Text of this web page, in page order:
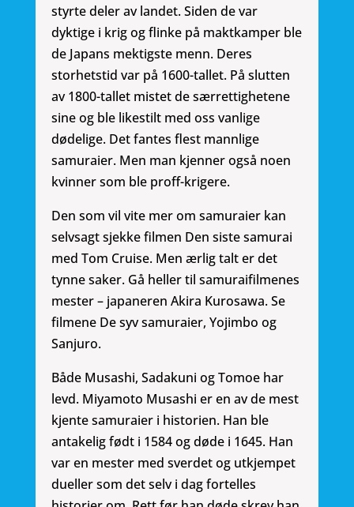
styrte deler av landet. Siden de var
dyktige i krig og flinke på maktkamper ble
de Japans mektigste menn. Deres
storhetstid var på 1600-tallet. På slutten
av 1800-tallet mistet de særrettighetene
sine og ble likestilt med oss vanlige
dødelige. Det fantes flest mannlige
samuraier. Men man kjenner også noen
kvinner som ble proff-krigere.
Den som vil vite mer om samuraier kan
selvsagt sjekke filmen Den siste samurai
med Tom Cruise. Men ærlig talt er det
tynne saker. Gå heller til samuraifilmenes
mester – japaneren Akira Kurosawa. Se
filmene De syv samuraier, Yojimbo og
Sanjuro.
Både Musashi, Sadakuni og Tomoe har
levd. Miyamoto Musashi er en av de mest
kjente samuraier i historien. Han ble
antakelig født i 1584 og døde i 1645. Han
var en mester med sverdet og utkjempet
dueller som det selv i dag fortelles